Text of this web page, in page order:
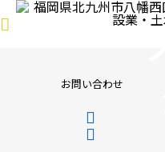
お問い合わせ